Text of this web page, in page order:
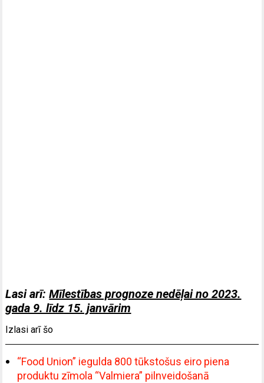
Lasi arī:Mīlestības prognoze nedēļai no 2023.
gada 9. līdz 15. janvārim
Izlasi arī šo
“Food Union” iegulda 800 tūkstošus eiro piena
produktu zīmola “Valmiera” pilnveidošanā